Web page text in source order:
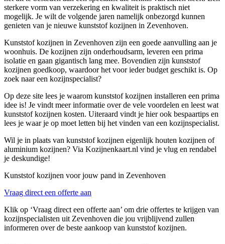
sterkere vorm van verzekering en kwaliteit is praktisch niet
mogelijk. Je wilt de volgende jaren namelijk onbezorgd kunnen
genieten van je nieuwe kunststof kozijnen in Zevenhoven.
Kunststof kozijnen in Zevenhoven zijn een goede aanvulling aan je
woonhuis. De kozijnen zijn onderhoudsarm, leveren een prima
isolatie en gaan gigantisch lang mee. Bovendien zijn kunststof
kozijnen goedkoop, waardoor het voor ieder budget geschikt is. Op
zoek naar een kozijnspecialist?
Op deze site lees je waarom kunststof kozijnen installeren een prima
idee is! Je vindt meer informatie over de vele voordelen en leest wat
kunststof kozijnen kosten. Uiteraard vindt je hier ook bespaartips en
lees je waar je op moet letten bij het vinden van een kozijnspecialist.
Wil je in plaats van kunststof kozijnen eigenlijk houten kozijnen of
aluminium kozijnen? Via Kozijnenkaart.nl vind je vlug en rendabel
je deskundige!
Kunststof kozijnen voor jouw pand in Zevenhoven
Vraag direct een offerte aan
Klik op ‘Vraag direct een offerte aan’ om drie offertes te krijgen van
kozijnspecialisten uit Zevenhoven die jou vrijblijvend zullen
informeren over de beste aankoop van kunststof kozijnen.